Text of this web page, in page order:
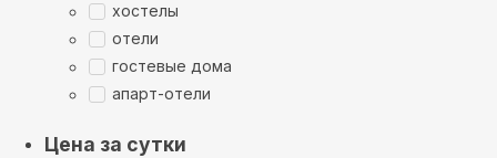
хостелы
отели
гостевые дома
апарт-отели
Цена за сутки